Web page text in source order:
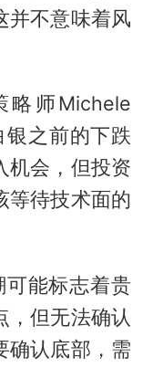
并不意味着风
略师Michele
之前的下跌
机会，但投资
等待技术面的
能标志着贵
，但无法确认
确认底部，需